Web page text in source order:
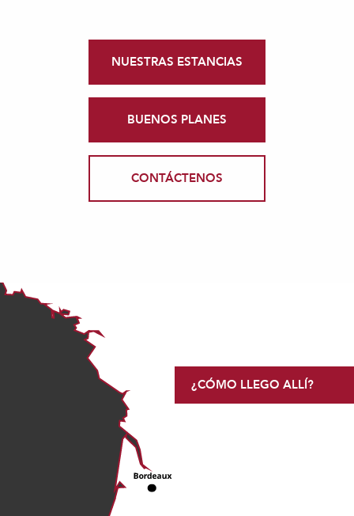
NUESTRAS ESTANCIAS
BUENOS PLANES
CONTÁCTENOS
¿CÓMO LLEGO ALLÍ?